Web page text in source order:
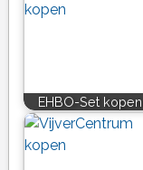
EHBO-Set kopen